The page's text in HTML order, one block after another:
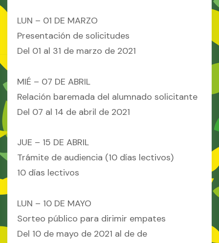
LUN – 01 DE MARZO
Presentación de solicitudes
Del 01 al 31 de marzo de 2021
MIÉ – 07 DE ABRIL
Relación baremada del alumnado solicitante
Del 07 al 14 de abril de 2021
JUE – 15 DE ABRIL
Trámite de audiencia (10 días lectivos)
10 días lectivos
LUN – 10 DE MAYO
Sorteo público para dirimir empates
Del 10 de mayo de 2021 al de de